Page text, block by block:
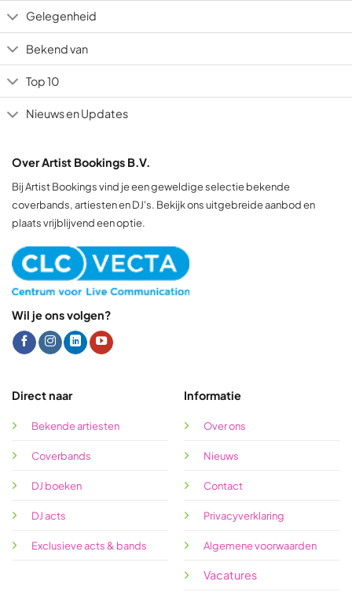
Gelegenheid
Bekend van
Top 10
Nieuws en Updates
Over Artist Bookings B.V.
Bij Artist Bookings vind je een geweldige selectie bekende
coverbands, artiesten en DJ's. Bekijk ons uitgebreide aanbod en
plaats vrijblijvend een optie.
Wil je ons volgen?
Direct naar
Bekende artiesten
Coverbands
DJ boeken
DJ acts
Exclusieve acts & bands
Informatie
Over ons
Nieuws
Contact
Privacyverklaring
Algemene voorwaarden
Vacatures